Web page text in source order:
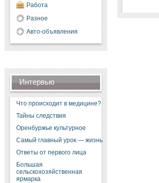
Работа
Разное
Авто-объявления
Интервью
Что происходит в медицине?
Тайны следствия
Оренбуржье культурное
Самый главный урок — жизнь
Ответы от первого лица
Большая
сельскохозяйственная
ярмарка